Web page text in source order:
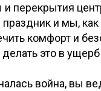
перекрытия
и мы, как
комфорт и
это в ущерб
война, вы